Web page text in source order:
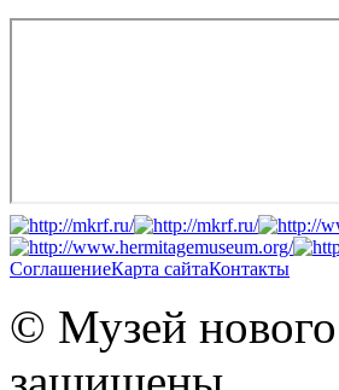
СоглашениеКарта сайтаКонтакты
© Музей нового